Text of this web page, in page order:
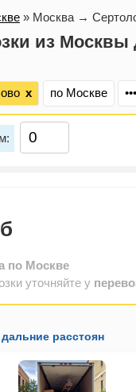
» Москва →
из Москвы
х по Москве •••
по Москве
уточняйте у